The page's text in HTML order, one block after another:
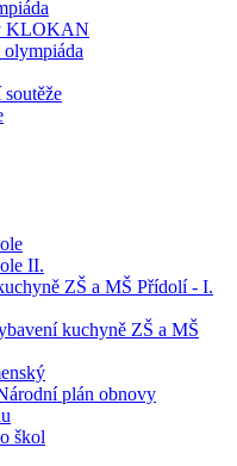
KLOKAN
II.
ZŠ a MŠ Přídolí - I.
kuchyně ZŠ a MŠ
plán obnovy
škol